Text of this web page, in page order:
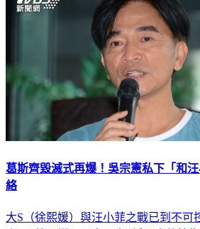
葛斯齊毀滅式再爆！吳宗憲私下「和
絡
大S（徐熙媛）與汪小菲之戰已到不可